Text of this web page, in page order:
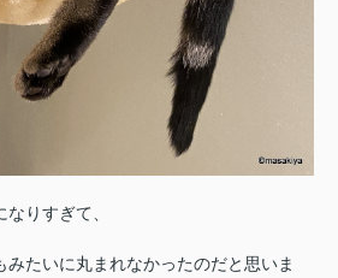
りすぎて、
みたいに丸まれなかったのだと思いま